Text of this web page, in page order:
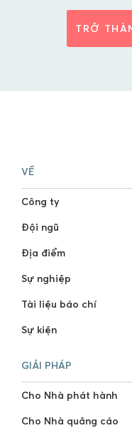
TRỞ
VỀ
Công ty
Đội ngũ
Địa điểm
Sự nghiệp
Tài liệu báo chí
Sự kiện
GIẢI PHÁP
Cho Nhà phát hành
Cho Nhà quảng cáo